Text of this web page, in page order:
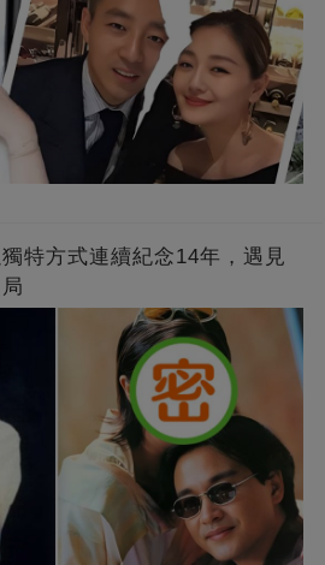
特方式連續紀念14年，遇見